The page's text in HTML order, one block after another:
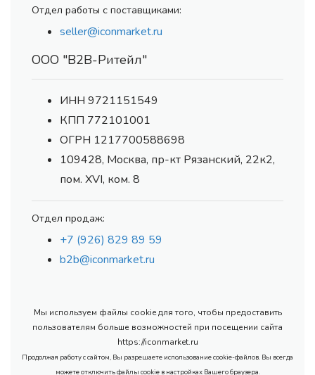
Отдел работы с поставщиками:
seller@iconmarket.ru
ООО "В2В-Ритейл"
ИНН 9721151549
КПП 772101001
ОГРН 1217700588698
109428, Москва, пр-кт Рязанский, 22к2,
пом. XVI, ком. 8
Отдел продаж:
+7 (926) 829 89 59
b2b@iconmarket.ru
Мы используем файлы cookie для того, чтобы предоставить
пользователям больше возможностей при посещении сайта
https://iconmarket.ru
Продолжая работу с сайтом, Вы разрешаете использование cookie-файлов. Вы всегда
можете отключить файлы cookie в настройках Вашего браузера.